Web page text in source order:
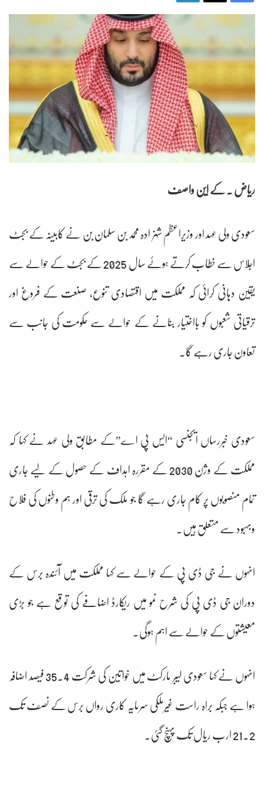
ریاض ۔ کے این واصف
سعودی ولی عہد اور وزیراعظم شہزادہ محمد بن سلمان بن نے کابینہ کے بجٹ
اجلاس سے خطاب کرتے ہوئے سال 2025 کے بجٹ کے حوالے سے
یقین دہانی کرائی کہ مملکت میں اقتصادی تنوع، صنعت کے فروغ اور
ترقیاتی شعبوں کو بااختیار بنانے کے حوالے سے حکومت کی جانب سے
تعاون جاری رہے گا۔
سعودی خبررساں ایجنسی “ایس پی اے”کے مطابق ولی عہد نے کہا کہ
مملکت کے وژن 2030 کے مقررہ اہداف کے حصول کے لیے جاری
تمام منصوبوں پر کام جاری رہے گا جو ملک کی ترقی اور ہم وطنوں کی فلاح
وبہبود سے متعلق ہیں۔
انہوں نے جی ڈی پی کے حوالے سے کہا مملکت میں آئندہ برس کے
دوران جی ڈی پی کی شرح نمو میں ریکارڈ اضافے کی توقع ہے جو بڑی
معیشتوں کے حوالے سے اہم ہوگی۔
انہوں نے کہا سعودی لیبر مارکٹ میں خواتین کی شرکت 35.4 فیصد اضافہ
ہوا ہے جبکہ براہ راست غیرملکی سرمایہ کاری رواں برس کے نصف تک
21.2 ارب ریال تک پہنچ گئی۔